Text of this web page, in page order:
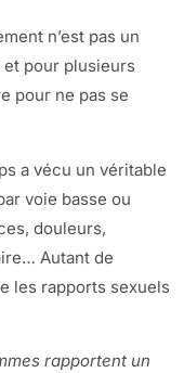
n’est pas un
et pour plusieurs
pour ne pas se
a vécu un véritable
voie basse ou
douleurs,
Autant de
les rapports sexuels
rapportent un